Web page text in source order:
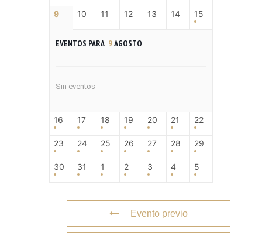
9 10 11 12 13 14 15
EVENTOS PARA 9AGOSTO
Sin eventos
16 17 18 19 20 21 22
23 24 25 26 27 28 29
30 31 1 2 3 4 5
Evento previo